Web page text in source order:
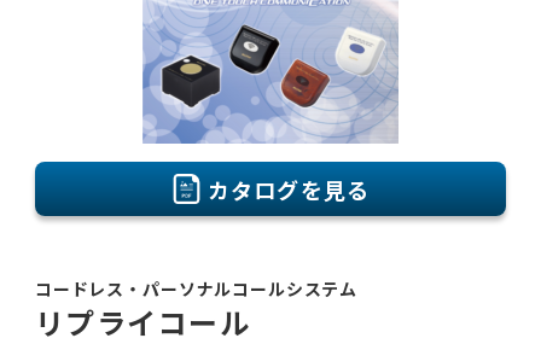
カタログを見る
コードレス・パーソナルコールシステム
リプライコール